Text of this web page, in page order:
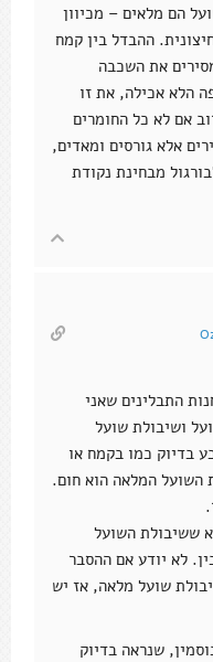
הם מלאים – מכיוון
ההבדל בין קמח
את השכבה
הלא אכילה, את זו
אם לא כל החומרים
אלא גורסים ומאדים,
מבחינת נקודת
התבלינים שאני
ושיבולת שועל
בדיוק כמו בקמח או
השועל המלאה הוא חום.
ששיבולת השועל
לא יודע אם ההסבר
שועל מלאה, אז יש
שנראה בדיוק